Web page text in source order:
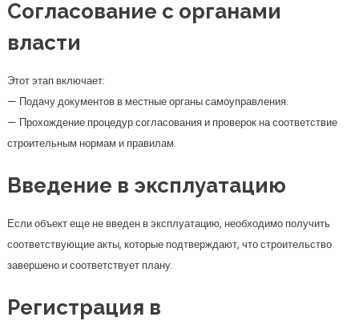
Согласование с органами
власти
Этот этап включает:
— Подачу документов в местные органы самоуправления.
— Прохождение процедур согласования и проверок на соответствие
строительным нормам и правилам.
Введение в эксплуатацию
Если объект еще не введен в эксплуатацию, необходимо получить
соответствующие акты, которые подтверждают, что строительство
завершено и соответствует плану.
Регистрация в